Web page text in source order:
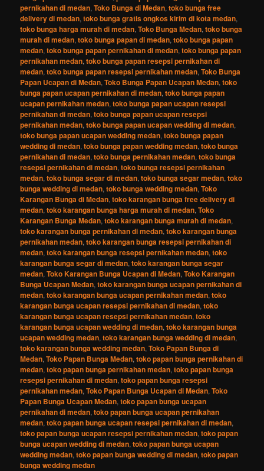
pernikahan di medan,Toko Bunga di Medan,toko bunga free
delivery di medan,toko bunga gratis ongkos kirim di kota medan,
toko bunga harga murah di medan,Toko Bunga Medan,toko bunga
murah di medan,toko bunga papan di medan,toko bunga papan
medan,toko bunga papan pernikahan di medan,toko bunga papan
pernikahan medan,toko bunga papan resepsi pernikahan di
medan,toko bunga papan resepsi pernikahan medan,Toko Bunga
Papan Ucapan di Medan,Toko Bunga Papan Ucapan Medan,toko
bunga papan ucapan pernikahan di medan,toko bunga papan
ucapan pernikahan medan,toko bunga papan ucapan resepsi
pernikahan di medan,toko bunga papan ucapan resepsi
pernikahan medan,toko bunga papan ucapan wedding di medan,
toko bunga papan ucapan wedding medan,toko bunga papan
wedding di medan,toko bunga papan wedding medan,toko bunga
pernikahan di medan,toko bunga pernikahan medan,toko bunga
resepsi pernikahan di medan,toko bunga resepsi pernikahan
medan,toko bunga segar di medan,toko bunga segar medan,toko
bunga wedding di medan,toko bunga wedding medan,Toko
Karangan Bunga di Medan,toko karangan bunga free delivery di
medan,toko karangan bunga harga murah di medan,Toko
Karangan Bunga Medan,toko karangan bunga murah di medan,
toko karangan bunga pernikahan di medan,toko karangan bunga
pernikahan medan,toko karangan bunga resepsi pernikahan di
medan,toko karangan bunga resepsi pernikahan medan,toko
karangan bunga segar di medan,toko karangan bunga segar
medan,Toko Karangan Bunga Ucapan di Medan,Toko Karangan
Bunga Ucapan Medan,toko karangan bunga ucapan pernikahan di
medan,toko karangan bunga ucapan pernikahan medan,toko
karangan bunga ucapan resepsi pernikahan di medan,toko
karangan bunga ucapan resepsi pernikahan medan,toko
karangan bunga ucapan wedding di medan,toko karangan bunga
ucapan wedding medan,toko karangan bunga wedding di medan,
toko karangan bunga wedding medan,Toko Papan Bunga di
Medan,Toko Papan Bunga Medan,toko papan bunga pernikahan di
medan,toko papan bunga pernikahan medan,toko papan bunga
resepsi pernikahan di medan,toko papan bunga resepsi
pernikahan medan,Toko Papan Bunga Ucapan di Medan,Toko
Papan Bunga Ucapan Medan,toko papan bunga ucapan
pernikahan di medan,toko papan bunga ucapan pernikahan
medan,toko papan bunga ucapan resepsi pernikahan di medan,
toko papan bunga ucapan resepsi pernikahan medan,toko papan
bunga ucapan wedding di medan,toko papan bunga ucapan
wedding medan,toko papan bunga wedding di medan,toko papan
bunga wedding medan